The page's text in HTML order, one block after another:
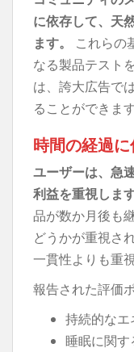
に依存して、天
ます。
これらの
なる製品テスト
は、誇大広告で
ることができます
時間の経過
ユーザーは、急
利益を重視します
品が数か月後も
どうかが重視さ
一貫性よりも重
報告された評価
持続的な
睡眠に関す